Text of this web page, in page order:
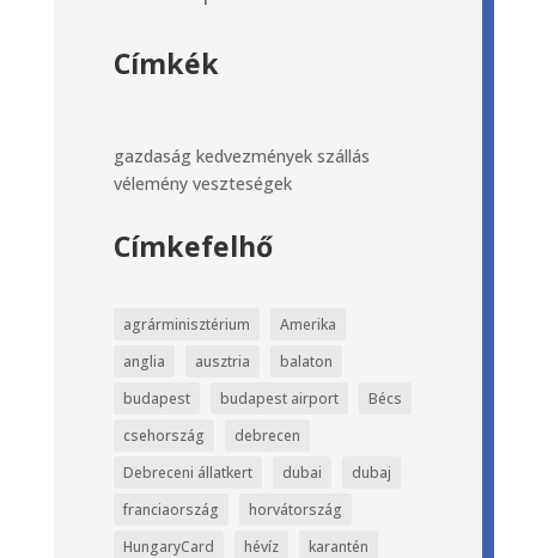
Címkék
gazdaság kedvezmények szállás
vélemény veszteségek
Címkefelhő
agrárminisztérium
Amerika
anglia
ausztria
balaton
budapest
budapest airport
Bécs
csehország
debrecen
Debreceni állatkert
dubai
dubaj
franciaország
horvátország
HungaryCard
hévíz
karantén